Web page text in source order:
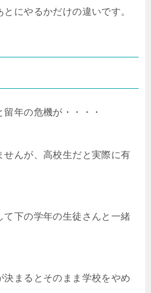
にやるかだけの違いです。
年の危機が・・・・
せんが、高校生だと実際に有
て下の学年の生徒さんと一緒
決まるとそのまま学校をやめ